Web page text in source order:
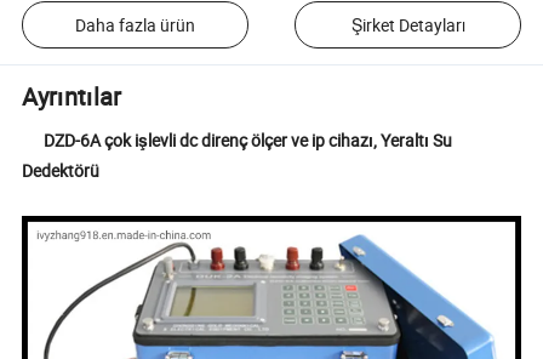
Daha fazla ürün Şirket Detayları
Ayrıntılar
DZD-6A çok işlevli dc direnç ölçer ve ip cihazı, Yeraltı Su
Dedektörü